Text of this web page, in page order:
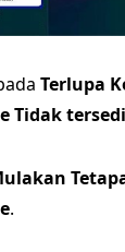
Terlupa
Tidak
.